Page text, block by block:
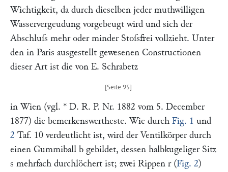
Wichtigkeit, da durch dieselben jeder muthwilligen
Wasservergeudung vorgebeugt wird und sich der
Abschluſs mehr oder minder Stoſsfrei vollzieht. Unter
den in Paris ausgestellt gewesenen Constructionen
dieser Art ist die von E. Schrabetz
in Wien (vgl. * D. R. P. Nr. 1882 vom 5. December
1877) die bemerkenswertheste. Wie durch Fig. 1 und
2 Taf. 10 verdeutlicht ist, wird der Ventilkörper durch
einen Gummiball b gebildet, dessen halbkugeliger Sitz
s mehrfach durchlöchert ist; zwei Rippen r(Fig. 2)